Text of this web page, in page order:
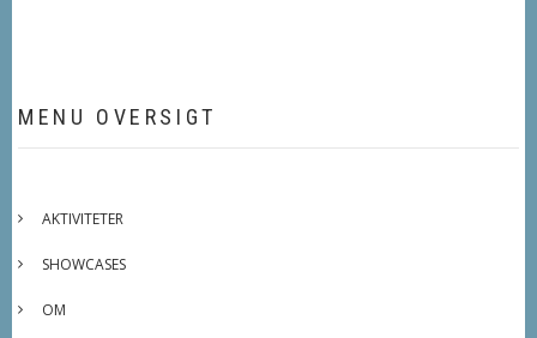
MENU OVERSIGT
AKTIVITETER
SHOWCASES
OM